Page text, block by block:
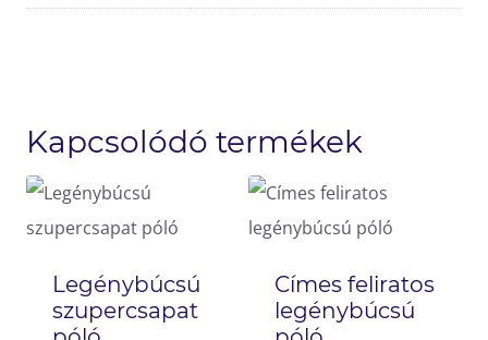
Kapcsolódó termékek
Legénybúcsú
szupercsapat
Címes feliratos
legénybúcsú